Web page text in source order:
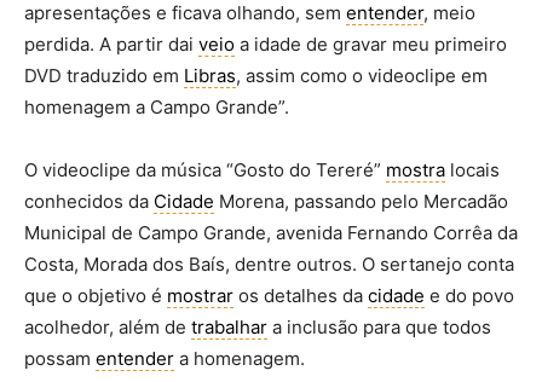
apresentações e ficava olhando, sem entender, meio
perdida. A partir dai veio a idade de gravar meu primeiro
DVD traduzido em Libras, assim como o videoclipe em
homenagem a Campo Grande”.
O videoclipe da música “Gosto do Tereré” mostra locais
conhecidos da Cidade Morena, passando pelo Mercadão
Municipal de Campo Grande, avenida Fernando Corrêa da
Costa, Morada dos Baís, dentre outros. O sertanejo conta
que o objetivo é mostrar os detalhes da cidade e do povo
acolhedor, além de trabalhar a inclusão para que todos
possam entender a homenagem.